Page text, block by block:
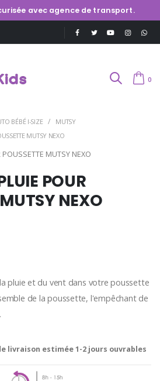
avec agence de transport.
0
BÉBÉ I-SIZE
MUTSY
MUTSY NEXO
POUR
NEXO
pluie et du vent dans votre poussette
de la poussette, l'empêchant de
livraison estimée 1-2 jours ouvrables